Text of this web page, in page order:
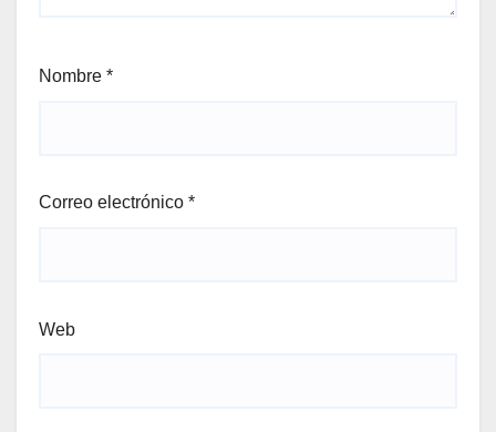
Nombre *
Correo electrónico *
Web